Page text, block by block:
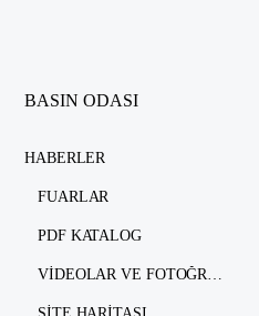
BASIN ODASI
HABERLER
FUARLAR
PDF KATALOG
VIDEOLAR VE FOTOĞRAFLAR